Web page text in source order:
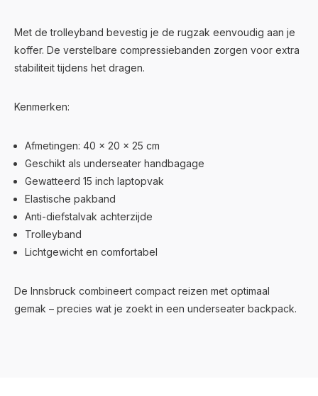
Met de trolleyband bevestig je de rugzak eenvoudig aan je
koffer. De verstelbare compressiebanden zorgen voor extra
stabiliteit tijdens het dragen.
Kenmerken:
Afmetingen: 40 x 20 x 25 cm
Geschikt als underseater handbagage
Gewatteerd 15 inch laptopvak
Elastische pakband
Anti-diefstalvak achterzijde
Trolleyband
Lichtgewicht en comfortabel
De Innsbruck combineert compact reizen met optimaal
gemak – precies wat je zoekt in een underseater backpack.